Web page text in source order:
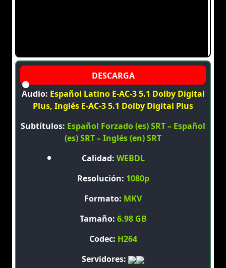
Audio: Español Latino E-AC-3 5.1 Dolby Digital
Plus, Inglés E-AC-3 5.1 Dolby Digital Plus
Subtítulos: Español Forzado (es) SRT – Español
(es) SRT – Inglés (en) SRT
Calidad: WEBDL
Resolución: 1080p
Formato: MKV
Tamaño: 6.98 GB
Codec: H264
Servidores: